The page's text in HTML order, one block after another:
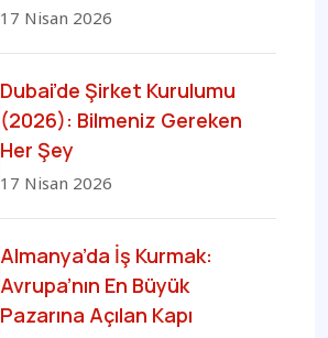
17 Nisan 2026
Dubai’de Şirket Kurulumu
(2026): Bilmeniz Gereken
Her Şey
17 Nisan 2026
Almanya’da İş Kurmak:
Avrupa’nın En Büyük
Pazarına Açılan Kapı